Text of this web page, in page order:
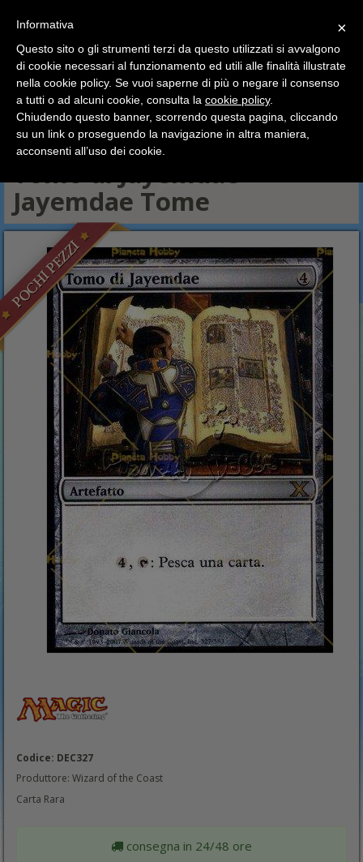
HOME Magic The Gathering Carte Singole
10a edizione
Artefatto
Tomo di Jayemdae - Jayemdae Tome
Bianche Blu Nere Rosse Verdi Artefatto
Terre base
Tomo di Jayemdae -
Jayemdae Tome
Codice: DEC327
Produttore: Wizard of the Coast
Carta Rara
consegna in 24/48 ore
×
Ciao a tutti, il negozio sarà chiuso dal 9/08 al 24/08
compreso.
Tutti gli ordini effettuati dopo le 15:00 del 07/08 verranno
spediti a partire dal giorno 25/08.
Buone vacanze a tutti dallo staff di Pianeta Hobby
×
Informativa
Questo sito o gli strumenti terzi da questo utilizzati si avvalgono
di cookie necessari al funzionamento ed utili alle finalità illustrate
nella cookie policy. Se vuoi saperne di più o negare il consenso
a tutti o ad alcuni cookie, consulta la cookie policy.
Chiudendo questo banner, scorrendo questa pagina, cliccando
su un link o proseguendo la navigazione in altra maniera,
acconsenti all’uso dei cookie.